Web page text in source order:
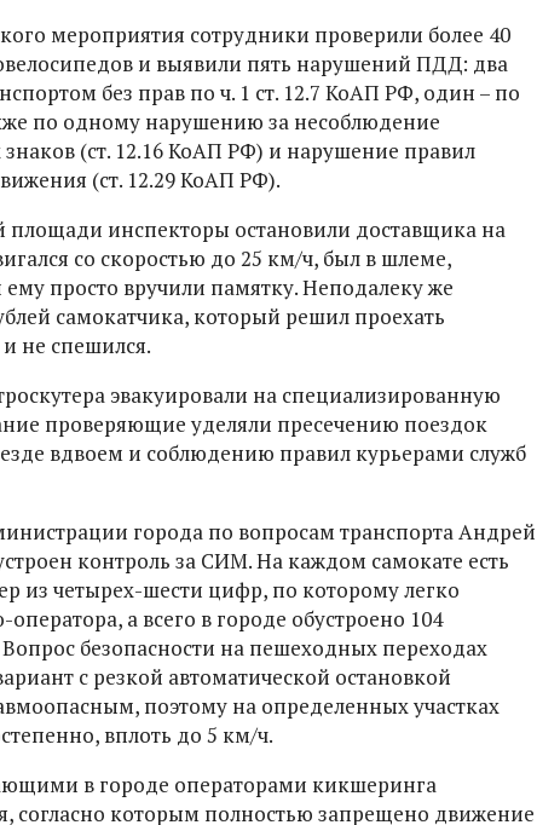
мероприятия сотрудники проверили более 40
и выявили пять нарушений ПДД: два
без прав по ч. 1 ст. 12.7 КоАП РФ, один – по
по одному нарушению за несоблюдение
(ст. 12.16 КоАП РФ) и нарушение правил
(ст. 12.29 КоАП РФ).
площади инспекторы остановили доставщика на
со скоростью до 25 км/ч, был в шлеме,
просто вручили памятку. Неподалеку же
самокатчика, который решил проехать
не спешился.
эвакуировали на специализированную
проверяющие уделяли пресечению поездок
вдвоем и соблюдению правил курьерами служб
города по вопросам транспорта Андрей
контроль за СИМ. На каждом самокате есть
из четырех-шести цифр, по которому легко
а всего в городе обустроено 104
безопасности на пешеходных переходах
с резкой автоматической остановкой
поэтому на определенных участках
вплоть до 5 км/ч.
в городе операторами кикшеринга
согласно которым полностью запрещено движение